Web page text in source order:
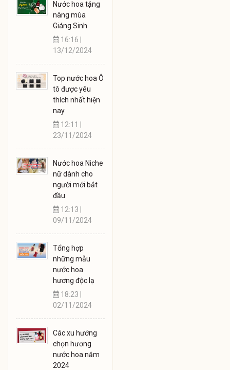
Nước hoa tặng
nàng mùa
Giáng Sinh
16:16 |
13/12/2024
Top nước hoa Ô
tô được yêu
thích nhất hiện
nay
12:11 |
23/11/2024
Nước hoa Niche
nữ dành cho
người mới bắt
đầu
12:13 |
09/11/2024
Tổng hợp
những mẫu
nước hoa
hương độc lạ
18:23 |
02/11/2024
Các xu hướng
chọn hương
nước hoa năm
2024